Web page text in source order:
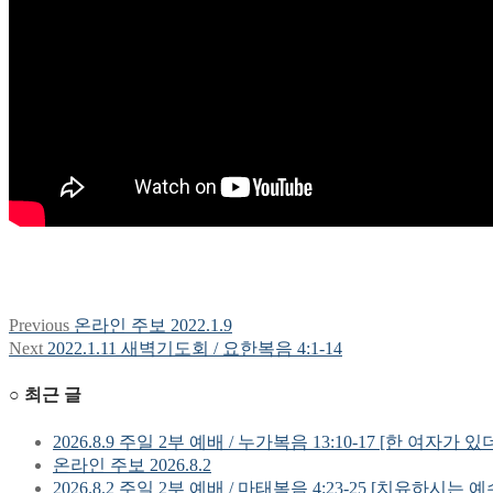
글
색
Previous Previous
post:
온라인 주보 2022.1.9
Next Next
2022.1.11 새벽기도회 / 요한복음 4:1-14
○ 최근 글
2026.8.9 주일 2부 예배 / 누가복음 13:10-17 [한 여자가 있
온라인 주보 2026.8.2
2026.8.2 주일 2부 예배 / 마태복음 4:23-25 [치유하시는 예